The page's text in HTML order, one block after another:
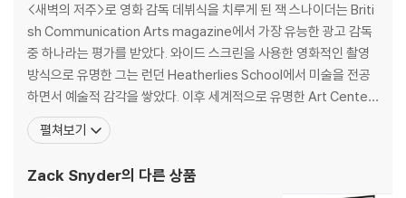
생이 불가능한 경우가 있습니다. 독립형 전용 플레이어 사용을 권장드리
며, ODD 사용으로 인한 재생 불량의 경우 교환 시에도 동일한 오류가 발
생할 수 있음을 알려드립니다.
※ 디스크 외관 불량
디스크에 미세한 잔 흠집이 남아있거나 인쇄 면이 깨끗하지 않은 경우가
있으며, 상품의 불량이 아닙니다. 단, 재생에 이상이 있는 경우에는 불량으
로 인한 반품/교환이 가능합니다.
<새벽의 저주>로 영화 감독 데뷔식을 치루게 된 잭 스나이더는 Briti
sh Communication Arts magazine에서 가장 유능한 광고 감독
중 하나라는 평가를 받았다. 와이드 스크린을 사용한 영화적인 촬영
방식으로 유명한 그는 런던 Heatherlies School에서 미술을 전공
하면서 예술적 감각을 쌓았다. 이후 세계적으로 유명한 Art Center
College of Design in Pasadena에서 자신의 대범한 영화적인 촬
영 기법을 발전시켜 세계적인 인정을 받게 되었다. 튜니지에서 촬영
함께
펼쳐보기
Zack Snyder의 다른 상품